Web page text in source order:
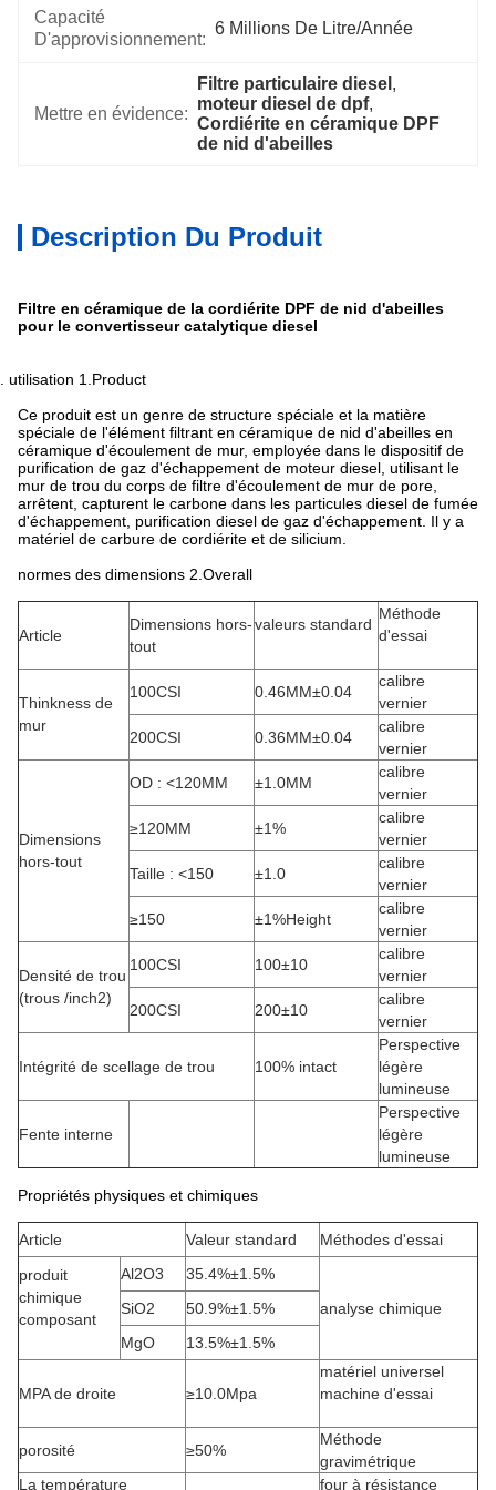
Capacité
D'approvisionnement:
6 Millions De Litre/année
Mettre en évidence:
Filtre particulaire diesel ,
moteur diesel de dpf,
Cordiérite en céramique DPF
de nid d'abeilles
Description Du Produit
Filtre en céramique de la cordiérite DPF de nid d'abeilles
pour le convertisseur catalytique diesel
utilisation 1.Product
Ce produit est un genre de structure spéciale et la matière
spéciale de l'élément filtrant en céramique de nid d'abeilles en
céramique d'écoulement de mur, employée dans le dispositif de
purification de gaz d'échappement de moteur diesel, utilisant le
mur de trou du corps de filtre d'écoulement de mur de pore,
arrêtent, capturent le carbone dans les particules diesel de fumée
d'échappement, purification diesel de gaz d'échappement. Il y a
matériel de carbure de cordiérite et de silicium.
normes des dimensions 2.Overall
Article
Dimensions hors-
tout
valeurs standard
Méthode
d'essai
Thinkness de
mur
100CSI 0.46MM±0.04
calibre
vernier
200CSI
0.36MM±0.04
calibre
vernier
Dimensions
hors-tout
OD : <120MM ±1.0MM
calibre
vernier
≥120MM
±1%
calibre
vernier
Taille : <150
±1.0
calibre
vernier
≥150
±1%Height
calibre
vernier
Densité de trou
(trous /inch2)
100CSI 100±10
calibre
vernier
200CSI
200±10
calibre
vernier
Intégrité de scellage de trou 100% intact
Perspective
légère
lumineuse
Fente interne
Perspective
légère
lumineuse
Propriétés physiques et chimiques
Article Valeur standard
Méthodes d'essai
produit
chimique
composant
Al2O3
35.4%±1.5%
analyse chimique
SiO2
50.9%±1.5%
MgO
13.5%±1.5%
MPA de droite ≥10.0Mpa
matériel universel
machine d'essai
porosité ≥50%
Méthode
gravimétrique
La température
four à résistance